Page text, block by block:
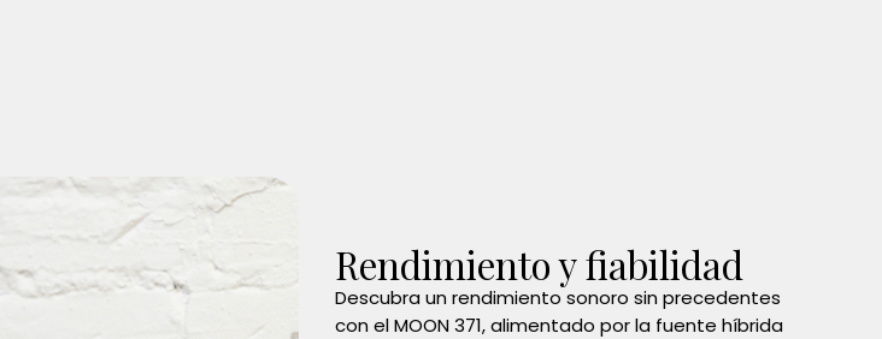
Rendimiento y fiabilidad
Descubra un rendimiento sonoro sin precedentes
con el MOON 371, alimentado por la fuente híbrida